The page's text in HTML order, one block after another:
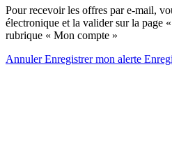
Pour recevoir les offres par e-mail,
électronique et la valider sur la page «
rubrique « Mon compte »
AnnulerEnregistrer mon alerte